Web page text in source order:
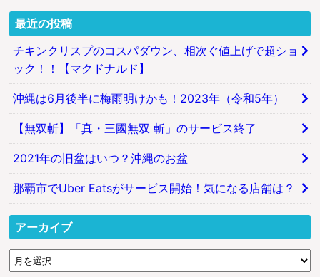
最近の投稿
チキンクリスプのコスパダウン、相次ぐ値上げで超ショ
ック！！【マクドナルド】
沖縄は6月後半に梅雨明けかも！2023年（令和5年）
【無双斬】「真・三國無双 斬」のサービス終了
2021年の旧盆はいつ？沖縄のお盆
那覇市でUber Eatsがサービス開始！気になる店舗は？
アーカイブ